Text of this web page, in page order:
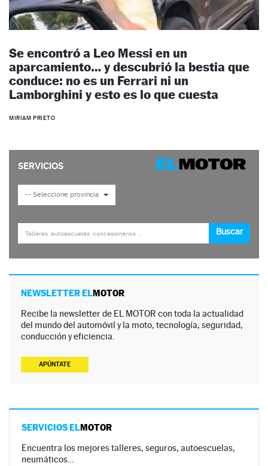
Se encontró a Leo Messi en un
aparcamiento… y descubrió la bestia que
conduce: no es un Ferrari ni un
Lamborghini y esto es lo que cuesta
MIRIAM PRIETO
NEWSLETTER ELMOTOR
Recibe la newsletter de EL MOTOR con toda la actualidad
del mundo del automóvil y la moto, tecnología, seguridad,
conducción y eficiencia.
APÚNTATE
SERVICIOS ELMOTOR
Encuentra los mejores talleres, seguros, autoescuelas,
neumáticos…